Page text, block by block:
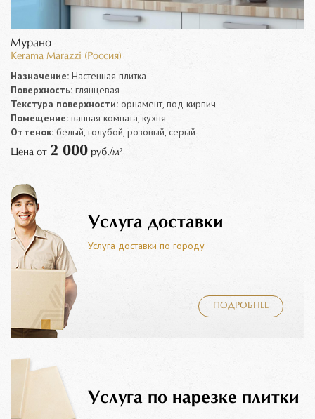
Мурано
Kerama Marazzi (Россия)
Назначение: Настенная плитка
Поверхность: глянцевая
Текстура поверхности: орнамент, под кирпич
Помещение: ванная комната, кухня
Оттенок: белый, голубой, розовый, серый
Цена от 2 000 руб./м²
Услуга доставки
Услуга доставки по городу
ПОДРОБНЕЕ
Услуга по нарезке плитки